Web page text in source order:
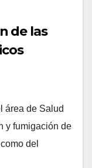
de las
área de Salud
y fumigación de
del